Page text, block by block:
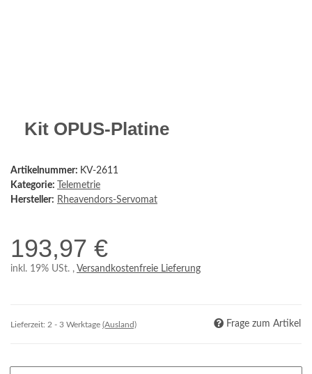
Kit OPUS-Platine
Artikelnummer: KV-2611
Kategorie:
Telemetrie
Hersteller: Rheavendors-Servomat
193,97 €
inkl. 19% USt. , Versandkostenfreie Lieferung
Lieferzeit: 2 - 3 Werktage (Ausland) Frage zum Artikel